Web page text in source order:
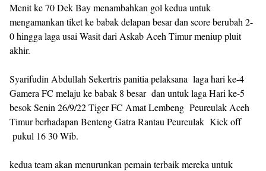
Menit ke 70 Dek Bay menambahkan gol kedua untuk
mengamankan tiket ke babak delapan besar dan score berubah 2-
0 hingga laga usai Wasit dari Askab Aceh Timur meniup pluit
akhir.
Syarifudin Abdullah Sekertris panitia pelaksana laga hari ke-4
Gamera FC melaju ke babak 8 besar dan untuk laga Hari ke-5
besok Senin 26/9/22 Tiger FC Amat Lembeng Peureulak Aceh
Timur berhadapan Benteng Gatra Rantau Peureulak Kick off
pukul 16 30 Wib.
kedua team akan menurunkan pemain terbaik mereka untuk